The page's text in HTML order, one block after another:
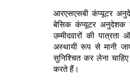
आरएसएसबी कंप्यूटर
बेसिक कंप्यूटर अनुदेशक
उम्मीदवारों की
अस्थायी रूप से मानी
सुनिश्चित कर लेना चाहिए
करते हैं।